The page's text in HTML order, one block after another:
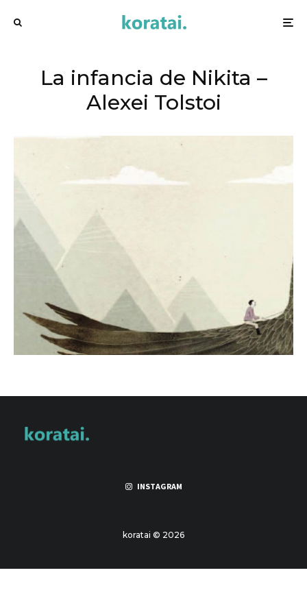
La infancia de Nikita –
Alexei Tolstoi
INSTAGRAM
koratai © 2026